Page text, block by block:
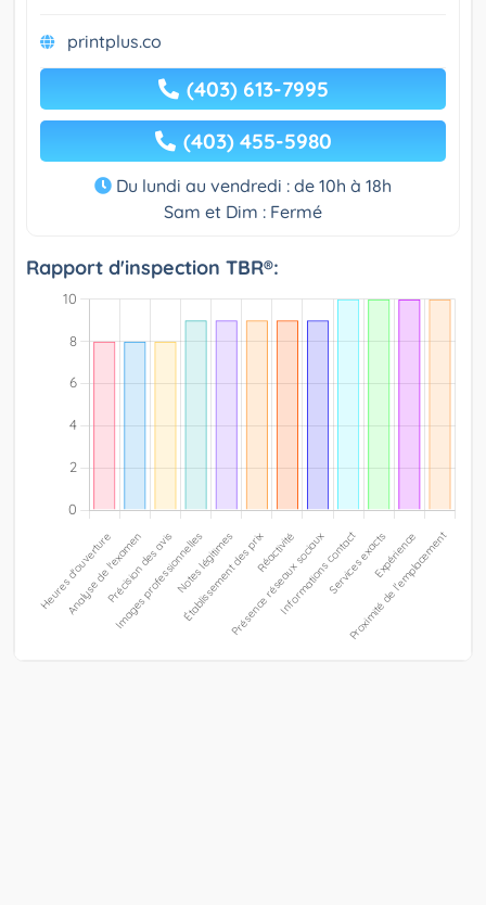
printplus.co
(403) 613-7995
(403) 455-5980
Du lundi au vendredi : de 10h à 18h
Sam et Dim : Fermé
Rapport d'inspection TBR®: